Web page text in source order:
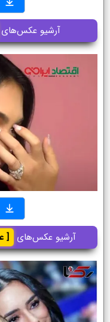
آرشیو عکس‌های
آرشیو عکس‌های [